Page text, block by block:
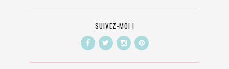
SUIVEZ-MOI !